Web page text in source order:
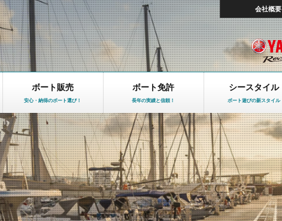
会社概要
ボート販売
安心・納得のボート選び！
ボート免許
長年の実績と信頼！
シースタイル
ボート遊びの新スタイル